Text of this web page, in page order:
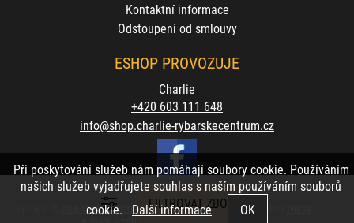
Kontaktní informace
Odstoupení od smlouvy
ESHOP PROVOZUJE
Charlie
+420 603 111 648
info@shop.charlie-rybarskecentrum.cz
shop.charlie-rybarskecentrum.cz,provozováno na systému
Při poskytování služeb nám pomáhají soubory cookie. Používáním
našich služeb vyjadřujete souhlas s naším používáním souborů
cookie. Další informace